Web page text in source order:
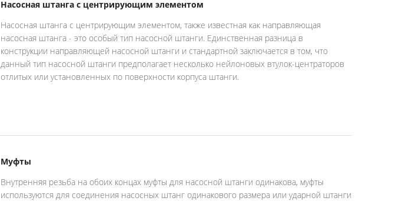
Насосная штанга с центрирующим элементом
Насосная штанга с центрирующим элементом, также известная как направляющая
насосная штанга - это особый тип насосной штанги. Единственная разница в
конструкции направляющей насосной штанги и стандартной заключается в том, что
данный тип насосной штанги предполагает несколько нейлоновых втулок-центраторов
отлитых или установленных по поверхности корпуса штанги.
Муфты
Внутренняя резьба на обоих концах муфты для насосной штанги одинакова, муфты
используются для соединения насосных штанг одинакового размера или ударной штанги